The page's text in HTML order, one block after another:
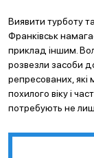
Виявити турботу
Франківськ
приклад іншим.
розвезли засоби
репресованих,
похилого віку і
потребують не